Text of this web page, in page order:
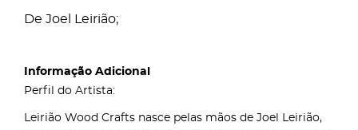
De Joel Leirião;
Informação Adicional
Perfil do Artista:
Leirião Wood Crafts nasce pelas mãos de Joel Leirião,